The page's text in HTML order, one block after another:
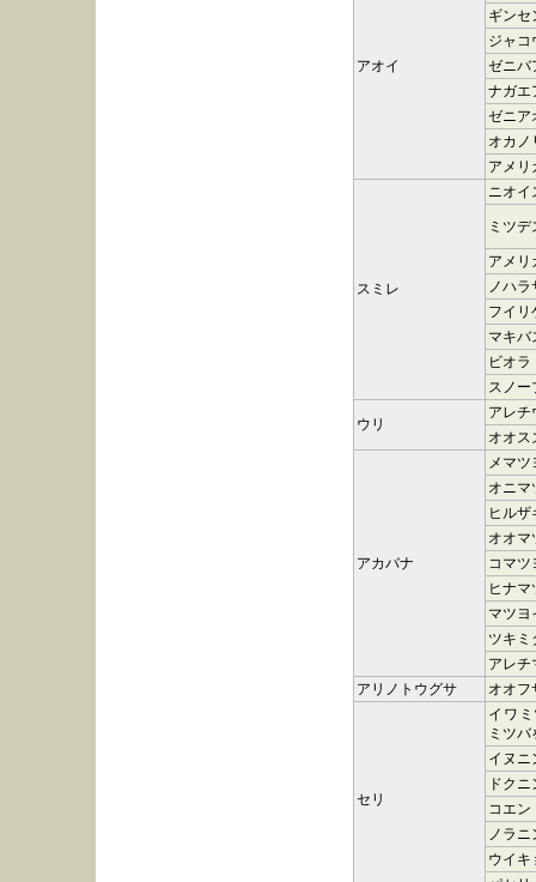
アオイ
ギンセ
ジャコ
ゼニバ
ナガエ
ゼニア
オカノ
アメリ
スミレ
ニオイ
ミツ
アメリ
ノハ
フイリ
マキバ
ビオ
スノー
ウリ
アレチ
オオス
アカバナ
メマツ
オニマ
ヒル
オオマ
コマツ
ヒナマ
マツヨ
ツキミ
アレチ
アリノトウグサ
オオフ
セリ
イワ
ミツ
イヌニ
ドク
コエン
ノラニ
ウイキ